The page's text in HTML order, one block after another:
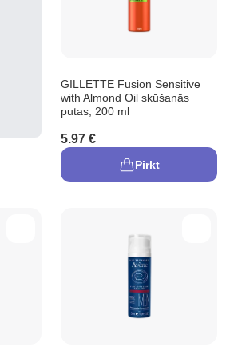
GILLETTE Fusion Sensitive
with Almond Oil skūšanās
putas, 200 ml
5.97 €
Pirkt